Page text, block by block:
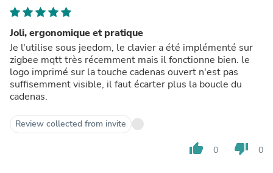
Joli, ergonomique et pratique
Je l'utilise sous jeedom, le clavier a été implémenté sur
zigbee mqtt très récemment mais il fonctionne bien. le
logo imprimé sur la touche cadenas ouvert n'est pas
suffisemment visible, il faut écarter plus la boucle du
cadenas.
Review collected from invite
thumb_up 0 thumb_down 0